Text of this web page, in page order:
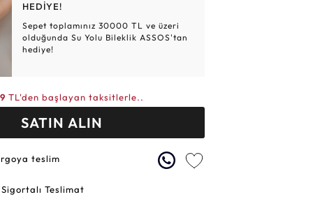
HEDİYE!
Sepet toplamınız 30000 TL ve üzeri
olduğunda Su Yolu Bileklik ASSOS'tan
hediye!
TL'den başlayan taksitlerle..
SATIN ALIN
teslim
Teslimat